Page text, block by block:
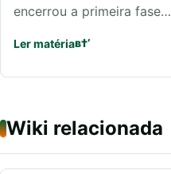
encerrou a primeira fase…
Ler matéria
Wiki relacionada